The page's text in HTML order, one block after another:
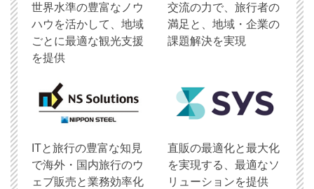
世界水準の豊富なノウ
ハウを活かして、地域
ごとに最適な観光支援
を提供
交流の力で、旅行者の
満足と、地域・企業の
課題解決を実現
ITと旅行の豊富な知見
で海外・国内旅行のウ
ェブ販売と業務効率化
直販の最適化と最大化
を実現する、最適なソ
リューションを提供